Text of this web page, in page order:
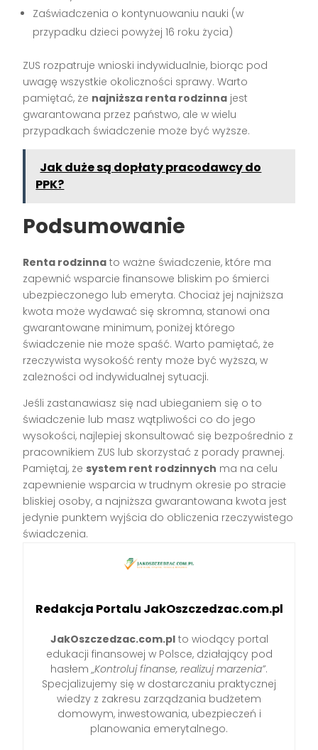
Zaświadczenia o kontynuowaniu nauki (w
przypadku dzieci powyżej 16 roku życia)
ZUS rozpatruje wnioski indywidualnie, biorąc pod
uwagę wszystkie okoliczności sprawy. Warto
pamiętać, że najniższa renta rodzinna jest
gwarantowana przez państwo, ale w wielu
przypadkach świadczenie może być wyższe.
Jak duże są dopłaty pracodawcy do
PPK?
Podsumowanie
Renta rodzinna to ważne świadczenie, które ma
zapewnić wsparcie finansowe bliskim po śmierci
ubezpieczonego lub emeryta. Chociaż jej najniższa
kwota może wydawać się skromna, stanowi ona
gwarantowane minimum, poniżej którego
świadczenie nie może spaść. Warto pamiętać, że
rzeczywista wysokość renty może być wyższa, w
zależności od indywidualnej sytuacji.
Jeśli zastanawiasz się nad ubieganiem się o to
świadczenie lub masz wątpliwości co do jego
wysokości, najlepiej skonsultować się bezpośrednio z
pracownikiem ZUS lub skorzystać z porady prawnej.
Pamiętaj, że system rent rodzinnych ma na celu
zapewnienie wsparcia w trudnym okresie po stracie
bliskiej osoby, a najniższa gwarantowana kwota jest
jedynie punktem wyjścia do obliczenia rzeczywistego
świadczenia.
Redakcja Portalu JakOszczedzac.com.pl
JakOszczedzac.com.plto wiodący portal
edukacji finansowej w Polsce, działający pod
hasłem „Kontroluj finanse, realizuj marzenia”.
Specjalizujemy się w dostarczaniu praktycznej
wiedzy z zakresu zarządzania budżetem
domowym, inwestowania, ubezpieczeń i
planowania emerytalnego.